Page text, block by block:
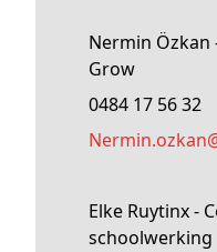
Nermin
Grow
0484 17 56 32
nermin
Elke Ruytinx -
schoolwerking